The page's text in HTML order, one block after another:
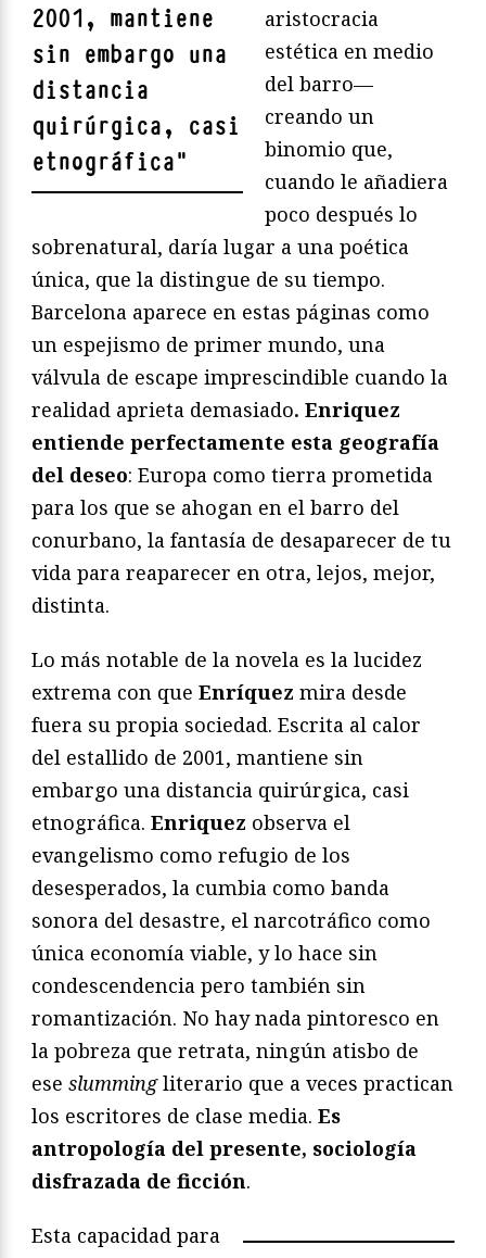
2001, mantiene
sin embargo una
distancia
quirúrgica, casi
etnográfica"
aristocracia
estética en medio
del barro—
creando un
binomio que,
cuando le añadiera
poco después lo
sobrenatural, daría lugar a una poética
única, que la distingue de su tiempo.
Barcelona aparece en estas páginas como
un espejismo de primer mundo, una
válvula de escape imprescindible cuando la
realidad aprieta demasiado. Enriquez
entiende perfectamente esta geografía
del deseo: Europa como tierra prometida
para los que se ahogan en el barro del
conurbano, la fantasía de desaparecer de tu
vida para reaparecer en otra, lejos, mejor,
distinta.
Lo más notable de la novela es la lucidez
extrema con que Enríquez mira desde
fuera su propia sociedad. Escrita al calor
del estallido de 2001, mantiene sin
embargo una distancia quirúrgica, casi
etnográfica. Enriquez observa el
evangelismo como refugio de los
desesperados, la cumbia como banda
sonora del desastre, el narcotráfico como
única economía viable, y lo hace sin
condescendencia pero también sin
romantización. No hay nada pintoresco en
la pobreza que retrata, ningún atisbo de
ese slummingliterario que a veces practican
los escritores de clase media. Es
antropología del presente, sociología
disfrazada de ficción.
Esta capacidad para